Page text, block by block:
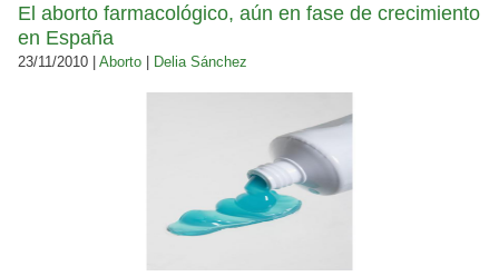
El aborto farmacológico, aún en fase de crecimiento
en España
23/11/2010 | Aborto Delia Sánchez